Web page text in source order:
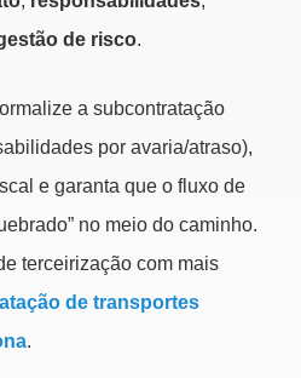
de risco.
a subcontratação
por avaria/atraso),
e garanta que o fluxo de
no meio do caminho.
terceirização com mais
de transportes
.